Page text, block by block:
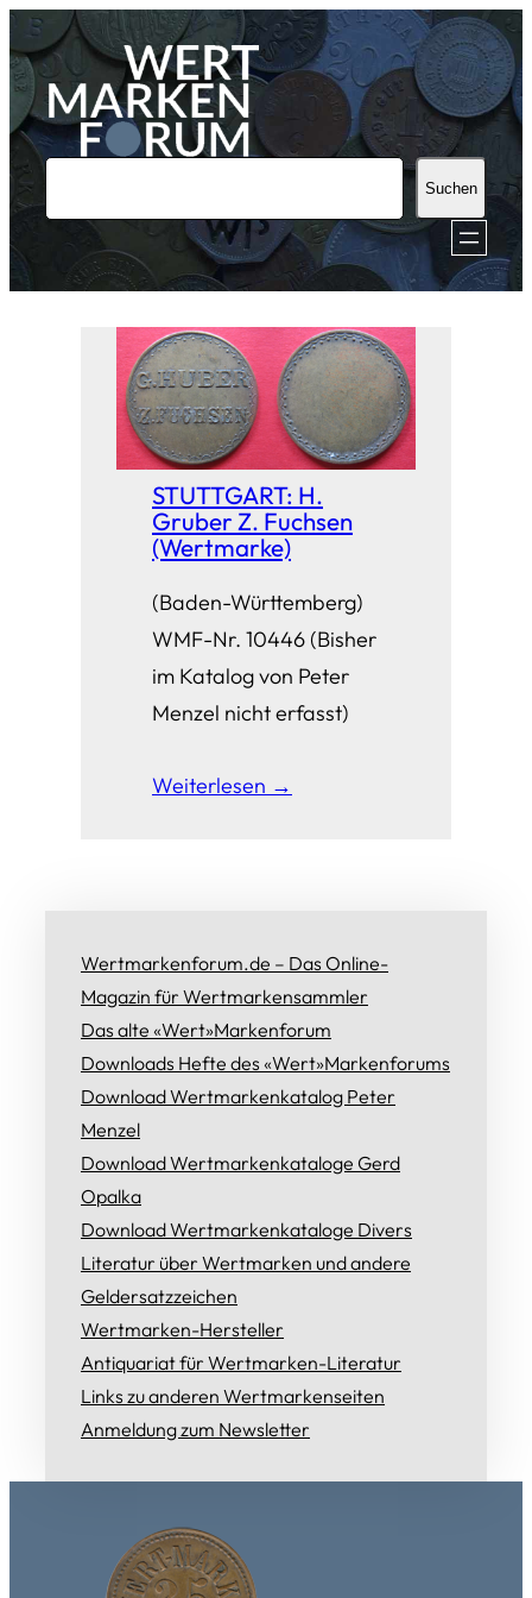
Zum
Inhalt
springen
u
h
Suchen
STUTTGART: H.
Gruber Z. Fuchsen
(Wertmarke)
(Baden-Württemberg)
WMF-Nr. 10446 (Bisher
im Katalog von Peter
Menzel nicht erfasst)
Weiterlesen →
Wertmarkenforum.de – Das Online-
Magazin für Wertmarkensammler
Das alte «Wert»Markenforum
Downloads Hefte des «Wert»Markenforums
Download Wertmarkenkatalog Peter
Menzel
Download Wertmarkenkataloge Gerd
Opalka
Download Wertmarkenkataloge Divers
Literatur über Wertmarken und andere
Geldersatzzeichen
Wertmarken-Hersteller
Antiquariat für Wertmarken-Literatur
Links zu anderen Wertmarkenseiten
Anmeldung zum Newsletter